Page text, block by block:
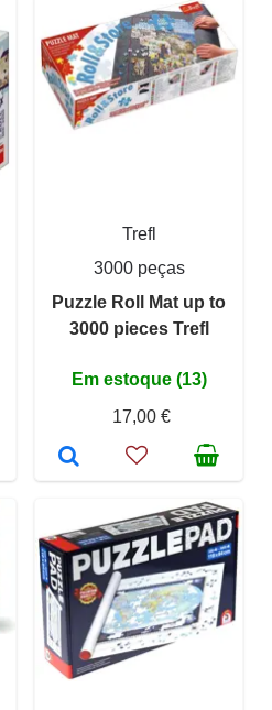
Trefl
3000 peças
Puzzle Roll Mat up to
3000 pieces Trefl
Em estoque (13)
17,00 €